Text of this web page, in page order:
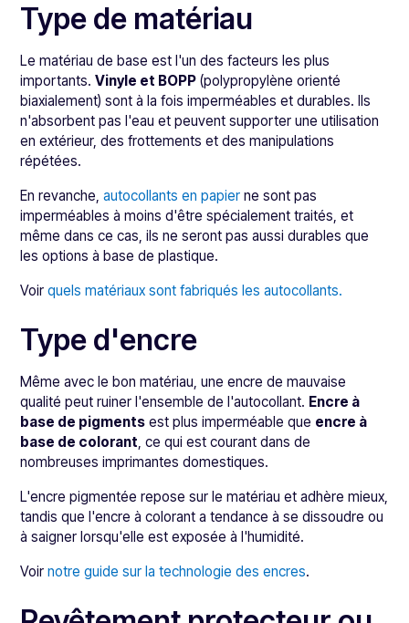
Type de matériau
Le matériau de base est l'un des facteurs les plus
importants.Vinyle et BOPP (polypropylène orienté
biaxialement) sont à la fois imperméables et durables. Ils
n'absorbent pas l'eau et peuvent supporter une utilisation
en extérieur, des frottements et des manipulations
répétées.
En revanche,autocollants en papier ne sont pas
imperméables à moins d'être spécialement traités, et
même dans ce cas, ils ne seront pas aussi durables que
les options à base de plastique.
Voirquels matériaux sont fabriqués les autocollants.
Type d'encre
Même avec le bon matériau, une encre de mauvaise
qualité peut ruiner l'ensemble de l'autocollant. Encre à
base de pigments est plus imperméable que encre à
base de colorant, ce qui est courant dans de
nombreuses imprimantes domestiques.
L'encre pigmentée repose sur le matériau et adhère mieux,
tandis que l'encre à colorant a tendance à se dissoudre ou
à saigner lorsqu'elle est exposée à l'humidité.
Voirnotre guide sur la technologie des encres.